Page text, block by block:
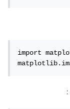
import